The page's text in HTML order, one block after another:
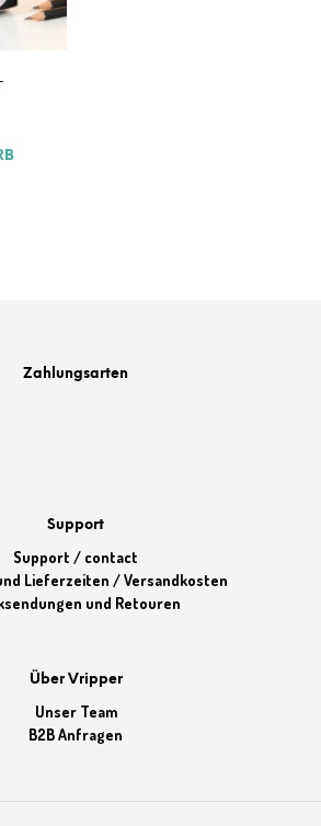
Zahlungsarten
Support
Support / contact
Lieferzeiten / Versandkosten
und Retouren
Über Vripper
Unser Team
B2B Anfragen